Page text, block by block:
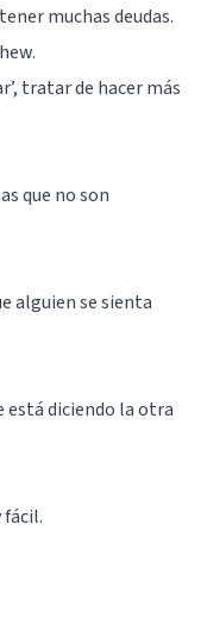
muchas deudas.
tratar de hacer más
que no son
alguien se sienta
está diciendo la otra
fácil.